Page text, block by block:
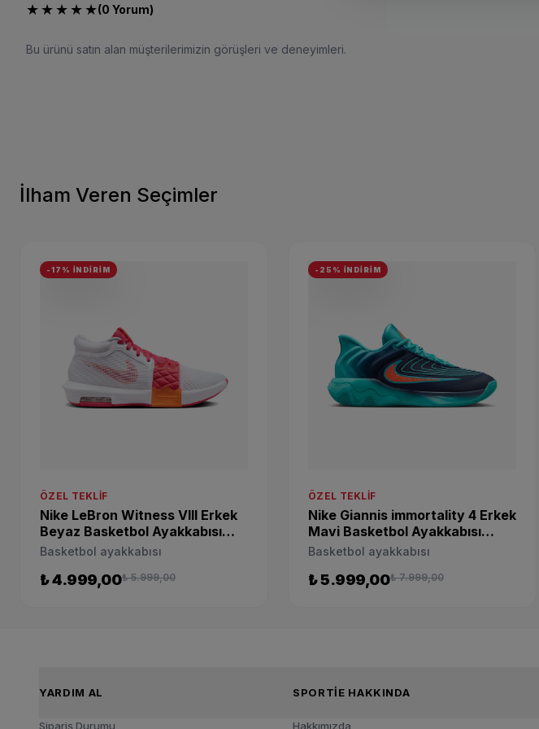
★★★★★(0 Yorum)
Bu ürünü satın alan müşterilerimizin görüşleri ve deneyimleri.
İlham Veren Seçimler
-17% İNDİRİM
ÖZEL TEKLIF
Nike LeBron Witness VIII Erkek
Beyaz Basketbol Ayakkabısı
FB2239-104
Basketbol ayakkabısı
₺ 4.999,00₺ 5.999,00
-25% İNDİRİM
ÖZEL TEKLIF
Nike Giannis immortality 4 Erkek
Mavi Basketbol Ayakkabısı
FQ3680-302
Basketbol ayakkabısı
₺ 5.999,00₺ 7.999,00
YARDIM AL
Sipariş Durumu
SPORTIE HAKKINDA
Hakkımızda